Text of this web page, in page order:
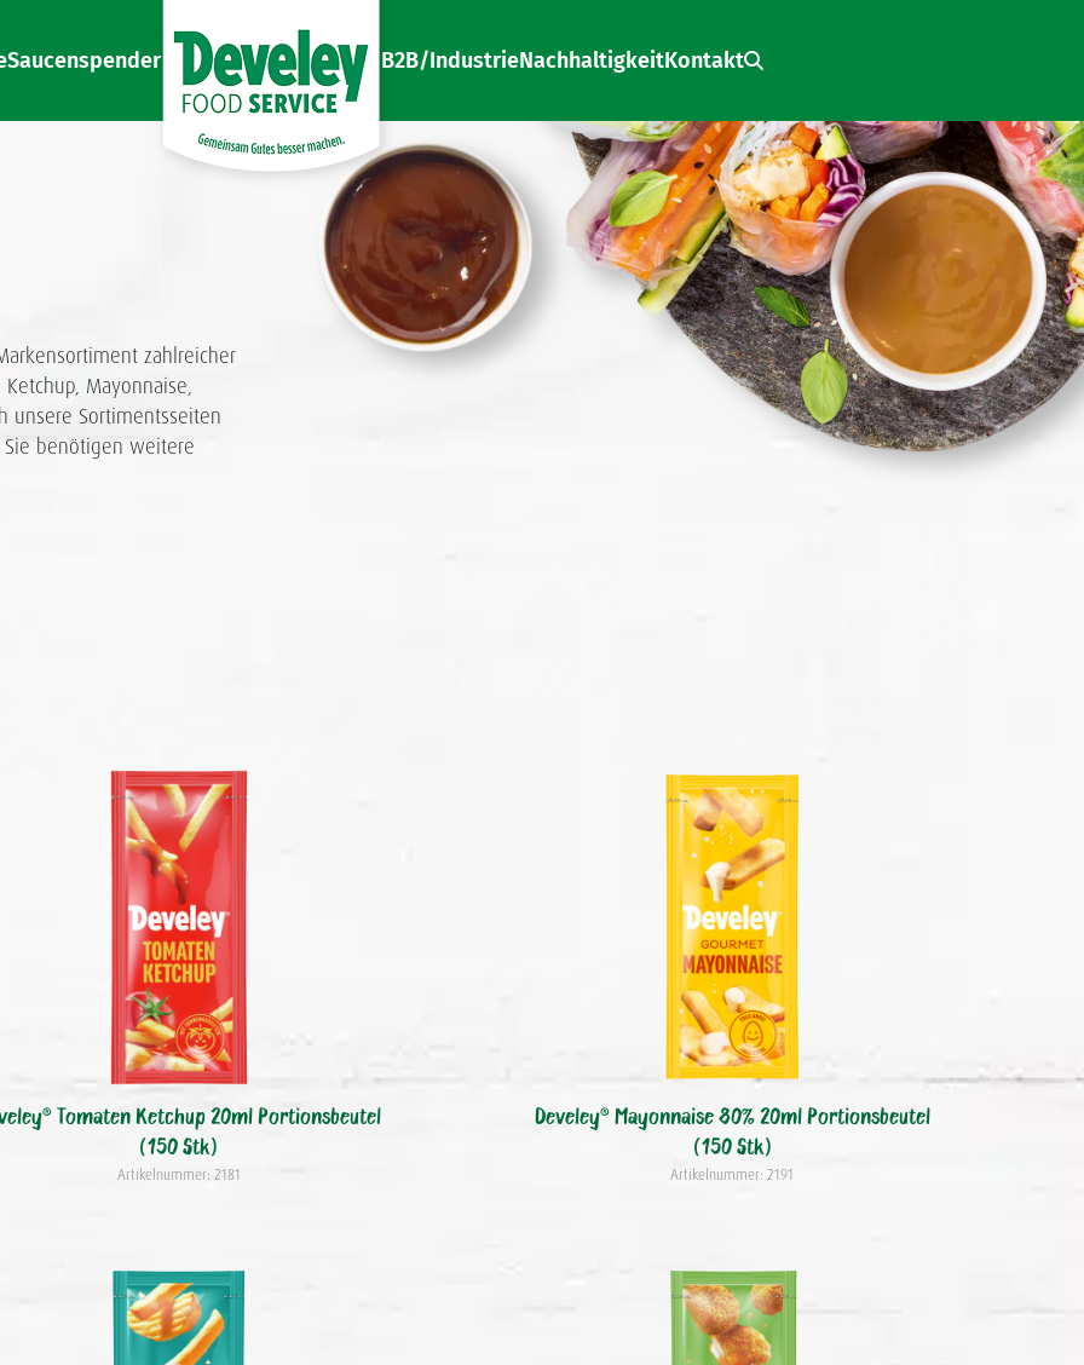
Develey Food Service
Gemeinsam Gutes besser machen
Saucenspender B2B/IndustrieNachhaltigkeitKontaktSearch:
zahlreicher
Mayonnaise,
unsere Sortimentsseiten
benötigen weitere
Tomaten Ketchup 20ml Portionsbeutel
(150 Stk)
Artikelnummer: 2181
Develey® Mayonnaise 80% 20ml Portionsbeutel
(150 Stk)
Artikelnummer: 2191